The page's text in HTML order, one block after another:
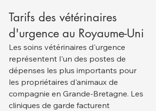
Tarifs des vétérinaires
d'urgence au Royaume-Uni
Les soins vétérinaires d'urgence
représentent l'un des postes de
dépenses les plus importants pour
les propriétaires d'animaux de
compagnie en Grande-Bretagne. Les
cliniques de garde facturent